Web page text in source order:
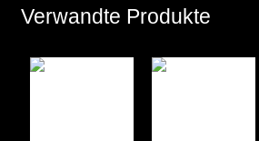
Verwandte Produkte